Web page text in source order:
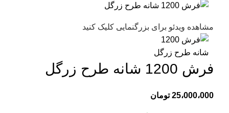
مشاهده ویدئو برای بزرگنمایی کلیک کنید
فرش 1200 شانه طرح زرگل
25،000،000 تومان